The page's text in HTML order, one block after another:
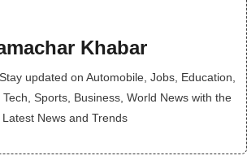
Khabar
updated on Automobile, Jobs, Education,
Sports, Business, World News with the
Latest News and Trends